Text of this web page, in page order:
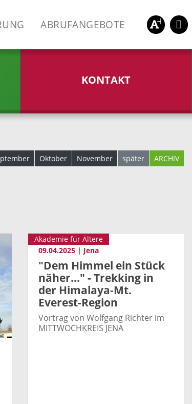
ABRUFANGEBOTE
KONTAKT
Oktober November später ARCHIV
Akademie für Ältere
09.04.2025 | Jena
"Dem Himmel ein Stück
näher..." - Trekking in
der Himalaya-Mt.
Everest-Region
Vortrag von Wolfgang Richter im
MITTWOCHKREIS JENA